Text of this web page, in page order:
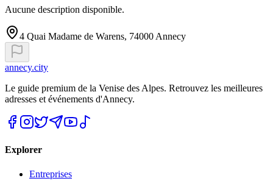
Aucune description disponible.
4 Quai Madame de Warens, 74000 Annecy
annecy.city
Le guide premium de la Venise des Alpes. Retrouvez les meilleures
adresses et événements d'Annecy.
Explorer
Entreprises